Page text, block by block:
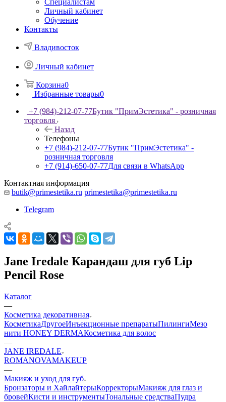
Специалистам
Личный кабинет
Обучение
Контакты
Владивосток
Личный кабинет
Корзина0
Избранные товары0
+7 (984)-212-07-77Бутик "ПримЭстетика" - розничная
торговля
Назад
Телефоны
+7 (984)-212-07-77Бутик "ПримЭстетика" -
розничная торговля
+7 (914)-650-07-77Для связи в WhatsApp
Контактная информация
butik@primestetika.ru primestetika@primestetika.ru
Telegram
Jane Iredale Карандаш для губ Lip
Pencil Rose
Каталог
—
Косметика декоративная
КосметикаДругоеИнъекционные препаратыПилингиМезо
нити HONEY DERMAКосметика для волос
—
JANE IREDALE
ROMANOVAMAKEUP
—
Макияж и уход для губ
Бронзаторы и ХайлайтерыКорректорыМакияж для глаз и
бровейКисти и инструментыТональные средстваПудра